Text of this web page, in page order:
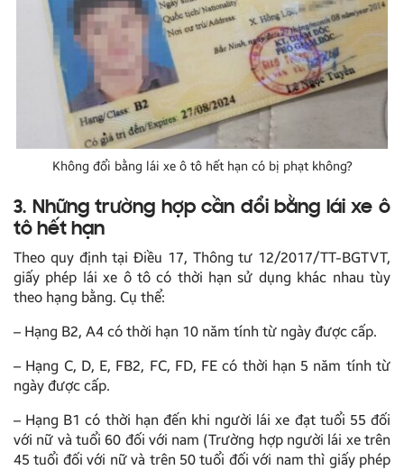
Không đổi bằng lái xe ô tô hết hạn có bị phạt không?
3. Những trường hợp cần đổi bằng lái xe ô
tô hết hạn
Theo quy định tại Điều 17, Thông tư 12/2017/TT-BGTVT,
giấy phép lái xe ô tô có thời hạn sử dụng khác nhau tùy
theo hạng bằng. Cụ thể:
– Hạng B2, A4 có thời hạn 10 năm tính từ ngày được cấp.
– Hạng C, D, E, FB2, FC, FD, FE có thời hạn 5 năm tính từ
ngày được cấp.
– Hạng B1 có thời hạn đến khi người lái xe đạt tuổi 55 đối
với nữ và tuổi 60 đối với nam (Trường hợp người lái xe trên
45 tuổi đối với nữ và trên 50 tuổi đối với nam thì giấy phép